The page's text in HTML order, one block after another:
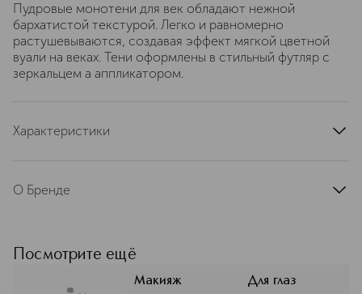
Пудровые монотени для век обладают нежной
бархатистой текстурой. Легко и равномерно
растушевываются, создавая эффект мягкой цветной
вуали на веках. Тени оформлены в стильный футляр с
зеркальцем а аппликатором.
Характеристики
О Бренде
высококачественную косметику,
элегантность и мастерство,
предлагая настоящую роскошь по
Посмотрите ещё
Макияж Для глаз